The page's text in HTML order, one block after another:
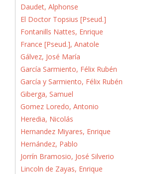
Daudet, Alphonse
El Doctor Topsius [Pseud.]
Fontanills Nattes, Enrique
France [Pseud.], Anatole
Gálvez, José María
García Sarmiento, Félix Rubén
García y Sarmiento, Félix Rubén
Giberga, Samuel
Gomez Loredo, Antonio
Heredia, Nicolás
Hernandez Miyares, Enrique
Hernández, Pablo
Jorrín Bramosio, José Silverio
Lincoln de Zayas, Enrique